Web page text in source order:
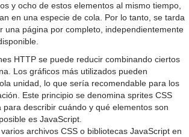
y ocho de estos elementos al mismo tiempo,
en una especie de cola. Por lo tanto, se tarda
una página por completo, independientemente
HTTP se puede reducir combinando ciertos
Los gráficos más utilizados pueden
unidad, lo que sería recomendable para los
Este principio se denomina sprites CSS
para describir cuándo y qué elementos son
es JavaScript.
archivos CSS o bibliotecas JavaScript en